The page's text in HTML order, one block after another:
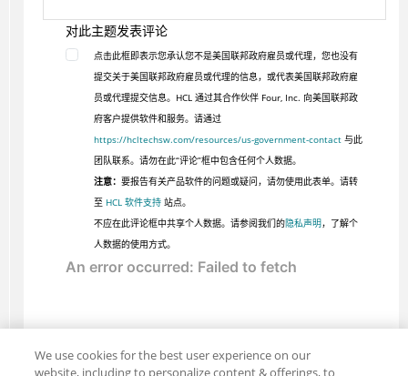
对此主题发表评论
点击此框即表示您承认您不是美国联邦政府雇员或代理，您也没有
提交关于美国联邦政府雇员或代理的信息，或代表美国联邦政府雇
员或代理提交信息。HCL 通过其合作伙伴 Four, Inc. 向美国联邦政
府客户提供软件和服务。请通过
https://hcltechsw.com/resources/us-government-contact与此
团队联系。请勿在此“评论”框中包含任何个人数据。
注意： 要报告有关产品软件的问题或疑问，请勿使用此表单。请转
至 HCL 软件支持站点。
不应在此评论框中共享个人数据。请参阅我们的隐私声明，了解个
人数据的使用方式。
We use cookies for the best user experience on our
website, including to personalize content & offerings, to